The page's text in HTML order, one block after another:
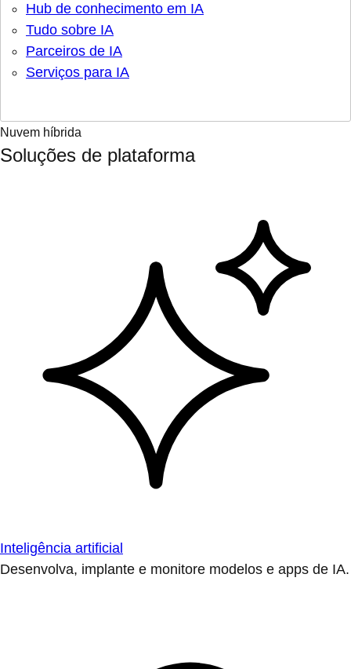
Hub de conhecimento em IA
Tudo sobre IA
Parceiros de IA
Serviços para IA
Nuvem híbrida
Soluções de plataforma
Inteligência artificial
Desenvolva, implante e monitore modelos e apps de IA.